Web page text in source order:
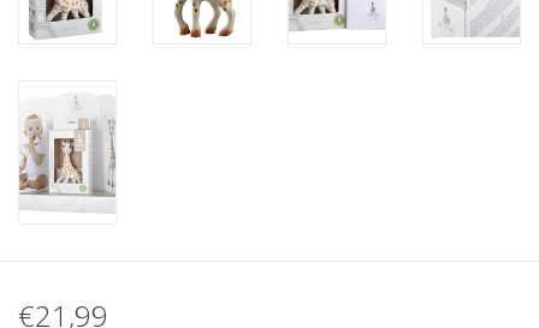
Kadobonnen
Merken
€21,99